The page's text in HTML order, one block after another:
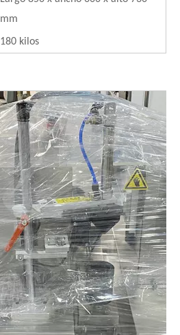
mm
180 kilos